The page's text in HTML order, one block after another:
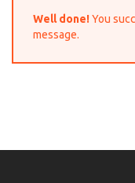
Well done!You
message.